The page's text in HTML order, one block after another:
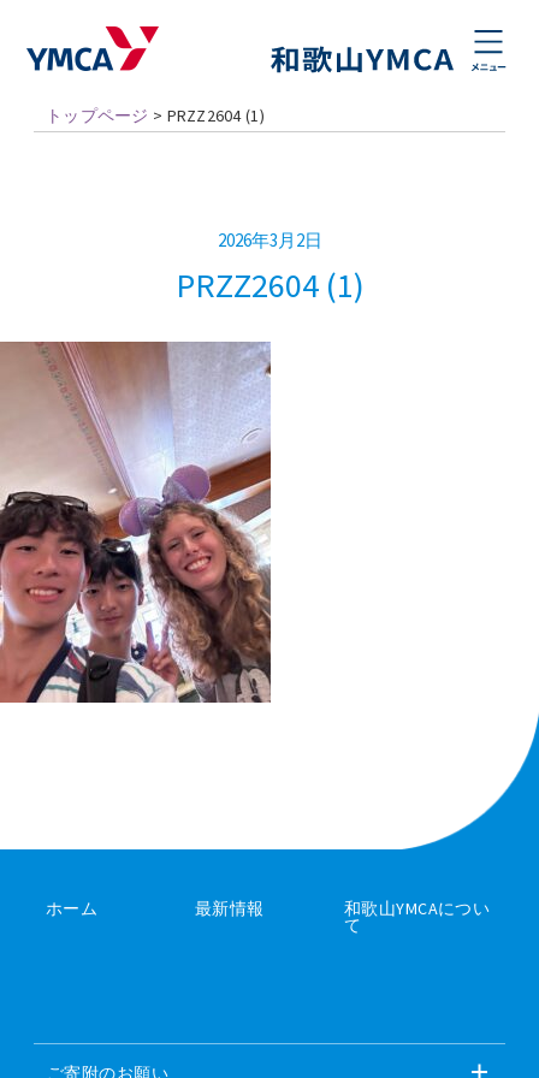
トップページ > PRZZ2604 (1)
2026年3月2日
PRZZ2604 (1)
ホーム 最新情報 和歌山YMCAについ
て
ご寄附のお願い